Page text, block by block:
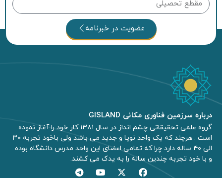
عضویت در خبرنامه
درباره سرزمین فناوری مکانی GISLAND
گروه علمی تحقیقاتی چشم انداز در سال ۱۳۸۱ کار خود را آغاز نموده
است . هرچند که یک واحد نوپا و جدید می باشد ولی باخود تجربه ۳۰
الی ۴۰ ساله دارد چرا که تمامی اعضای این واحد مدرس دانشگاه بوده
و با خود تجربه چندین ساله را به یدک می کشند.